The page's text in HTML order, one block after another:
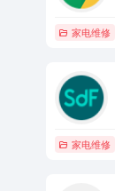
家电维修
家电维修